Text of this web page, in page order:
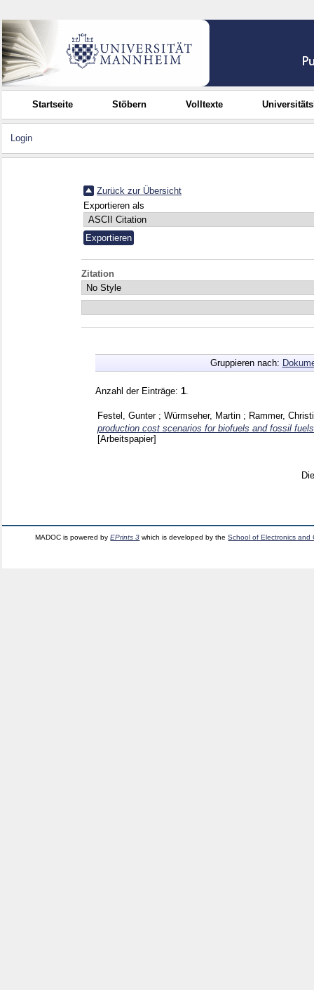
Startseite Stöbern Volltexte
Login
Zurück zur Übersicht
Exportieren als
Zitation
Gruppieren nach:
Anzahl der Einträge: 1
Festel, Gunter; Würmseher, Martin ; Rammer,
production cost scenarios for biofuels and fossil
[Arbeitspapier]
MADOC is powered byEPrints 3 which is developed by theSchool of Electronics and